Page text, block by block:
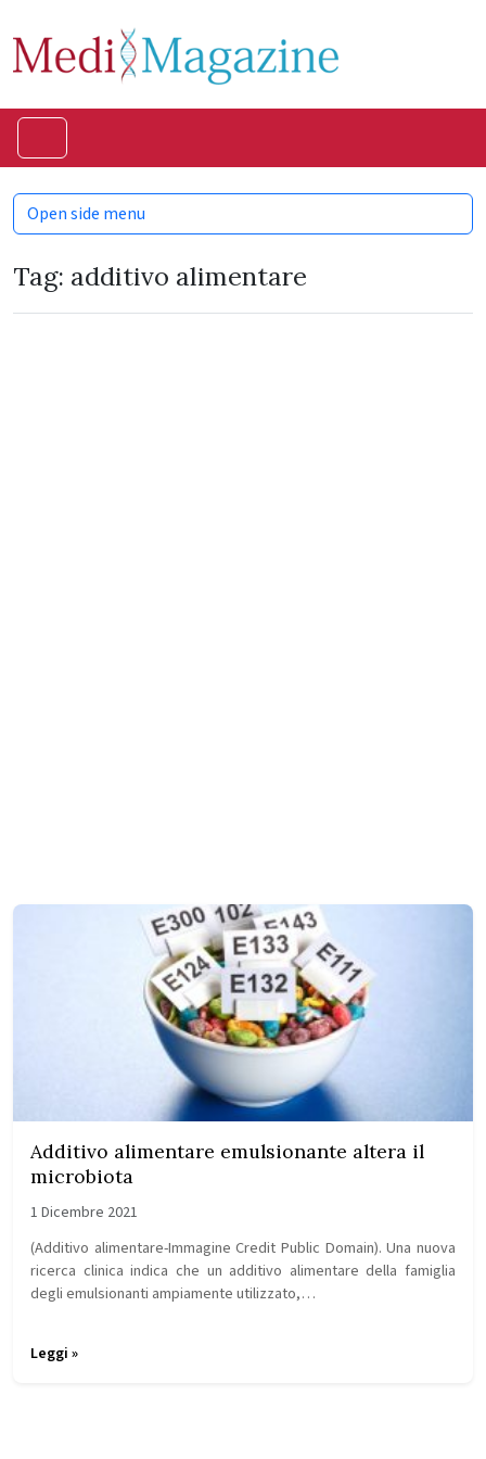
Tag: additivo alimentare
Additivo alimentare emulsionante altera il
microbiota
1 Dicembre 2021
(Additivo alimentare-Immagine Credit Public Domain). Una nuova
ricerca clinica indica che un additivo alimentare della famiglia
degli emulsionanti ampiamente utilizzato,…
Leggi »
Open side menu